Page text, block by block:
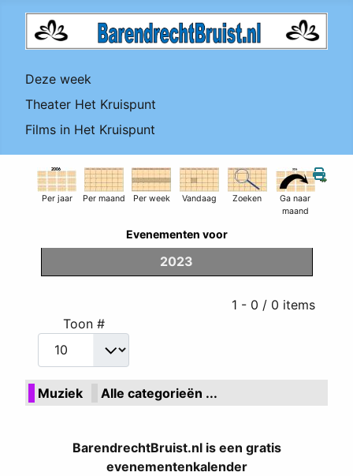
Deze week
Theater Het Kruispunt
Films in Het Kruispunt
Per jaar Per maand Per week Vandaag Zoeken
Ga naar
maand
Evenementen voor
2023
Pagination List Limit
1 - 0 / 0 items
Toon #
Muziek Alle categorieën ...
BarendrechtBruist.nl is een gratis
evenementenkalender